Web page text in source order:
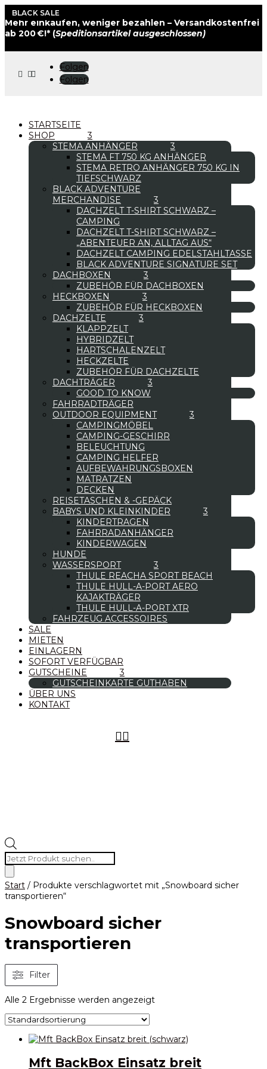
Mehr einkaufen, weniger bezahlen – Versandkostenfrei
ab 200 €!* (Speditionsartikel ausgeschlossen)
 
Folgen
Folgen
STARTSEITE
SHOP
STEMA ANHÄNGER
STEMA FT 750 KG ANHÄNGER
STEMA RETRO ANHÄNGER 750 KG IN
TIEFSCHWARZ
BLACK ADVENTURE
MERCHANDISE
DACHZELT T-SHIRT SCHWARZ –
CAMPING
DACHZELT T-SHIRT SCHWARZ –
„ABENTEUER AN, ALLTAG AUS“
DACHZELT CAMPING EDELSTAHLTASSE
BLACK ADVENTURE SIGNATURE SET
DACHBOXEN
ZUBEHÖR FÜR DACHBOXEN
HECKBOXEN
ZUBEHÖR FÜR HECKBOXEN
DACHZELTE
KLAPPZELT
HYBRIDZELT
HARTSCHALENZELT
HECKZELTE
ZUBEHÖR FÜR DACHZELTE
DACHTRÄGER
GOOD TO KNOW
FAHRRADTRÄGER
OUTDOOR EQUIPMENT
CAMPINGMÖBEL
CAMPING-GESCHIRR
BELEUCHTUNG
CAMPING HELFER
AUFBEWAHRUNGSBOXEN
MATRATZEN
DECKEN
REISETASCHEN & -GEPÄCK
BABYS UND KLEINKINDER
KINDERTRAGEN
FAHRRADANHÄNGER
KINDERWAGEN
HUNDE
WASSERSPORT
THULE REACHA SPORT BEACH
THULE HULL-A-PORT AERO
KAJAKTRÄGER
THULE HULL-A-PORT XTR
FAHRZEUG ACCESSOIRES
SALE
MIETEN
EINLAGERN
SOFORT VERFÜGBAR
GUTSCHEINE
GUTSCHEINKARTE GUTHABEN
ÜBER UNS
KONTAKT
Products
search

Start / Produkte verschlagwortet mit „Snowboard sicher
transportieren“
Snowboard sicher
transportieren
Filter
Alle 2 Ergebnisse werden angezeigt
BLACK SALE
Mft BackBox Einsatz breit
BLACK SALE